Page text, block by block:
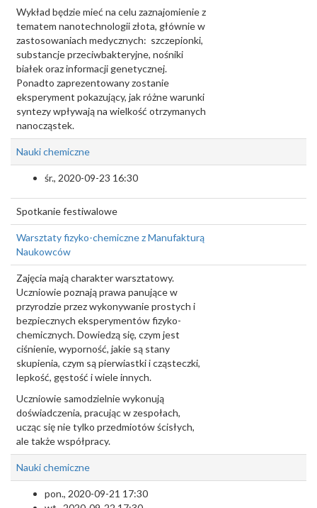
Wykład będzie mieć na celu zaznajomienie z
tematem nanotechnologii złota, głównie w
zastosowaniach medycznych: szczepionki,
substancje przeciwbakteryjne, nośniki
białek oraz informacji genetycznej.
Ponadto zaprezentowany zostanie
eksperyment pokazujący, jak różne warunki
syntezy wpływają na wielkość otrzymanych
nanocząstek.
Nauki chemiczne
śr., 2020-09-23 16:30
Spotkanie festiwalowe
Warsztaty fizyko-chemiczne z Manufakturą
Naukowców
Zajęcia mają charakter warsztatowy.
Uczniowie poznają prawa panujące w
przyrodzie przez wykonywanie prostych i
bezpiecznych eksperymentów fizyko-
chemicznych. Dowiedzą się, czym jest
ciśnienie, wyporność, jakie są stany
skupienia, czym są pierwiastki i cząsteczki,
lepkość, gęstość i wiele innych.
Uczniowie samodzielnie wykonują
doświadczenia, pracując w zespołach,
ucząc się nie tylko przedmiotów ścisłych,
ale także współpracy.
Nauki chemiczne
pon., 2020-09-21 17:30